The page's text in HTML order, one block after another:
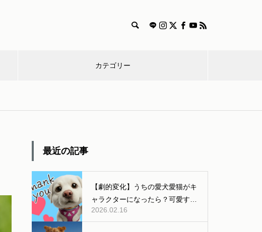
カテゴリー
犬と出かける際のマナー【車や
最近の記事
【劇的変化】うちの愛犬愛猫がキ
ャラクターになったら？可愛すぎ
る「AI変身」ギャラリー公開！
2026.02.16